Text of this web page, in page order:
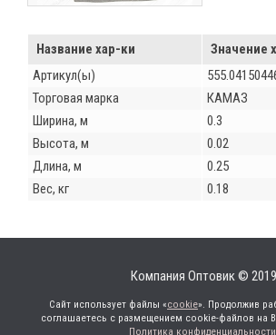
Название хар-ки
Значение
Артикул(ы)
Торговая марка
КАМАЗ
Ширина, м
0.3
Высота, м
0.02
Длина, м
0.25
Вес, кг
0.18
Компания Оптовик © 2019
Сайт использует файлы «cookie». Продолжив
соглашаетесь с размещением cookie-файлов на
Политика конфиденциальности